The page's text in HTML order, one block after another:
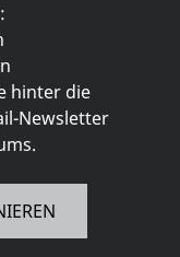
hinter die
Newsletter